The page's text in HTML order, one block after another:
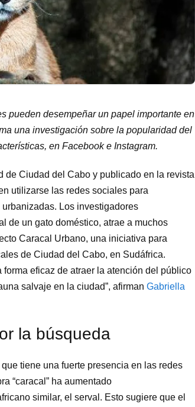
pueden desempeñar un papel importante en
una investigación sobre la popularidad del
en Facebook e Instagram.
de Ciudad del Cabo y publicado en la revista
utilizarse las redes sociales para
Los investigadores
de un gato doméstico, atrae a muchos
Caracal Urbano, una iniciativa para
de Ciudad del Cabo, en Sudáfrica.
eficaz de atraer la atención del público
salvaje en la ciudad”, afirman Gabriella
la búsqueda
tiene una fuerte presencia en las redes
“caracal” ha aumentado
similar, el serval. Esto sugiere que el